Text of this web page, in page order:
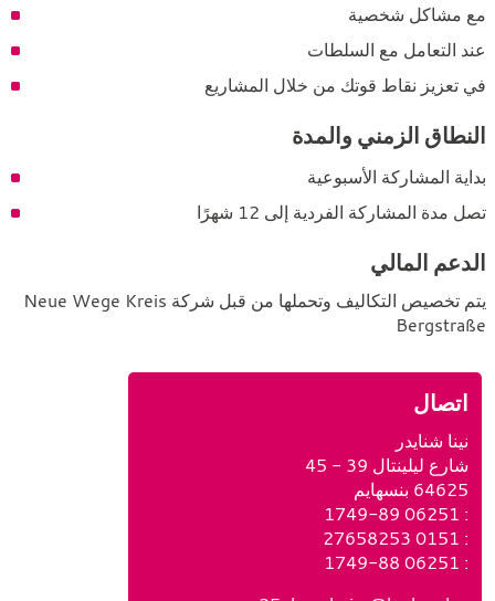
مع مشاكل شخصية
عند التعامل مع السلطات
في تعزيز نقاط قوتك من خلال المشاريع
النطاق الزمني والمدة
بداية المشاركة الأسبوعية
تصل مدة المشاركة الفردية إلى 12 شهرًا
الدعم المالي
يتم تخصيص التكاليف وتحملها من قبل شركة Neue Wege Kreis
Bergstraße
اتصال
نينا شنايدر
شارع ليلينتال 39 - 45
64625 بنسهايم
ا
ل
ه
: 06251 1749-89
ا
ل
: 0151 27658253
ا: 06251 1749-88